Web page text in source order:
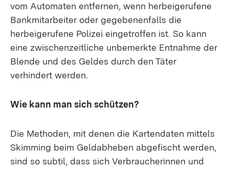
vom Automaten entfernen, wenn herbeigerufene
Bankmitarbeiter oder gegebenenfalls die
herbeigerufene Polizei eingetroffen ist. So kann
eine zwischenzeitliche unbemerkte Entnahme der
Blende und des Geldes durch den Täter
verhindert werden.
Wie kann man sich schützen?
Die Methoden, mit denen die Kartendaten mittels
Skimming beim Geldabheben abgefischt werden,
sind so subtil, dass sich Verbraucherinnen und